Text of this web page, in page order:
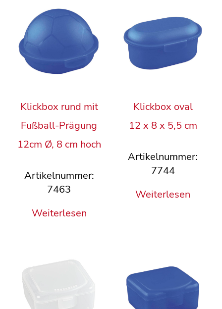
Klickbox oval
12 x 8 x 5,5 cm
Artikelnummer:
7744
Weiterlesen
Klickbox rund mit
Fußball-Prägung
12cm Ø, 8 cm hoch
Artikelnummer:
7463
Weiterlesen